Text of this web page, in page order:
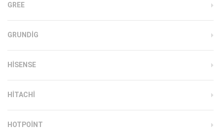
GREE
GRUNDIG
HISENSE
HITACHI
HOTPOINT